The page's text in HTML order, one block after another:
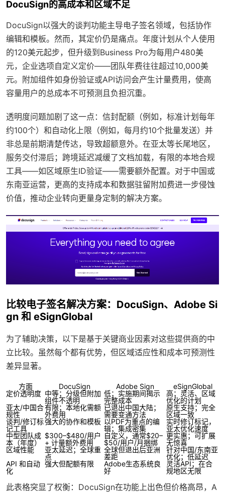
DocuSign的高成本和区域不足
DocuSign以强大的谈判功能主导电子签名领域，包括协作
编辑和模板。然而，其定价仍是痛点。年度计划从个人使用
的120美元起步，但升级到Business Pro为每用户480美
元，企业选项自定义定价——团队年费往往超过10,000美
元。附加组件如身份验证或API访问会产生计量费用，使高
容量用户的总成本不可预测且负担沉重。
透明度问题加剧了这一点：信封配额（例如，标准计划每年
约100个）和自动化上限（例如，每月约10个批量发送）并
非总是前期清楚传达，导致超额意外。在亚太等长尾地区，
服务交付滞后；跨境延迟减缓了文档加载，有限的本地合规
工具——如区域原生ID验证——需要额外配置。对于中国或
东南亚运营，更高的支持成本和数据驻留附加费进一步侵蚀
价值，推动企业转向更量身定制的解决方案。
比较电子签名解决方案：DocuSign、Adobe Si
gn 和 eSignGlobal
为了辅助决策，以下是基于关键商业因素对这些提供商的中
立比较。虽然每个都有优势，但区域适应性和成本可预测性
差异显著。
方面 DocuSign Adobe Sign
eSignGlobal
定价透明度 中等；分级但附加
组件不透明
低；实施期间揭示
完整成本
高；灵活、区域
优化的计划
亚太/中国合
规性
有限；本地化需额
外费用
已退出中国大陆；
需要变通方法
原生支持；完全
区域一致
谈判/修订标
记工具
强大的协作和模板 以PDF为重点的编
辑；集成密集
实时修订标记，
亚太优化速度
中型团队成
本（年度）
$300–$480/用户
+ 计量额外费用
自定义，通常$20–
$50/用户/月捆绑
更实惠；可扩展
无惊喜
区域性能
亚太延迟；全球重
点
全球但退出后亚洲
差距
针对中国/东南亚
优化；低延迟
API 和自动
化
强大但配额有限
Adobe生态系统良
好
灵活API；在合
规地区无限
此表格突显了权衡：DocuSign在功能上出色但价格高昂，A